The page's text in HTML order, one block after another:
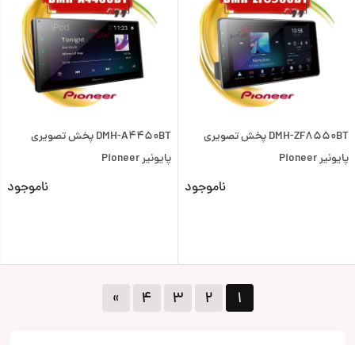
DMH-ZF8550BT پخش تصویری
پایونیر Pioneer
ناموجود
DMH-A4450BT پخش تصویری
پایونیر Pioneer
ناموجود
۱ ۲ ۳ ۴ »